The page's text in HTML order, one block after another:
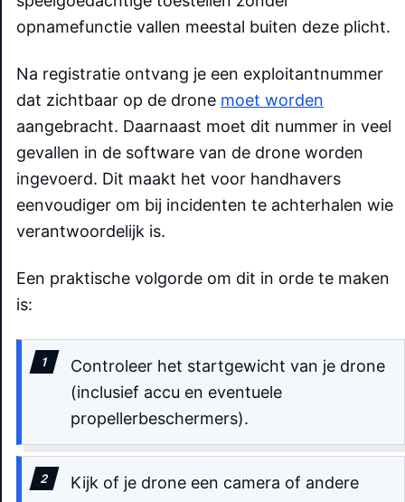
opnamefunctie vallen meestal buiten deze plicht.
Na registratie ontvang je een exploitantnummer
dat zichtbaar op de drone moet worden
aangebracht. Daarnaast moet dit nummer in veel
gevallen in de software van de drone worden
ingevoerd. Dit maakt het voor handhavers
eenvoudiger om bij incidenten te achterhalen wie
verantwoordelijk is.
Een praktische volgorde om dit in orde te maken
is:
Controleer het startgewicht van je drone
(inclusief accu en eventuele
propellerbeschermers).
Kijk of je drone een camera of andere